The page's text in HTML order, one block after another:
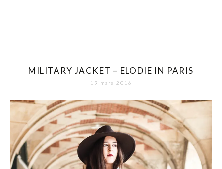
MILITARY JACKET – ELODIE IN PARIS
19 mars 2016